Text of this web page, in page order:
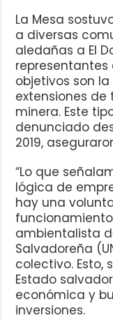
La Mesa
a diversas
aledañas a El
representantes
objetivos son
extensiones de
minera. Este
denunciado
2019,
“Lo que
lógica de
hay una
ambientalista
Salvadoreña
colectivo. Esto,
Estado
económica y
inversiones.